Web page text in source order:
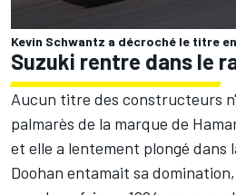
Kevin Schwantz a décroché le titre en
Suzuki rentre dans le
Aucun titre des constructeurs
palmarès de la marque de
et elle a lentement plongé dans
Doohan entamait sa